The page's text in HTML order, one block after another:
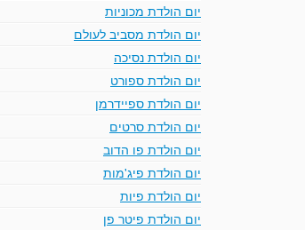
יום הולדת מכוניות
יום הולדת מסביב לעולם
יום הולדת נסיכה
יום הולדת ספורט
יום הולדת ספיידרמן
יום הולדת סרטים
יום הולדת פו הדוב
יום הולדת פיג'מות
יום הולדת פיות
יום הולדת פיטר פן